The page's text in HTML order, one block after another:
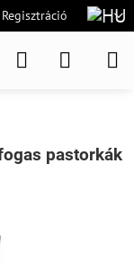
Regisztráció
pastorkák